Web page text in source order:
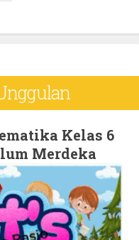
Kelas 6
Merdeka